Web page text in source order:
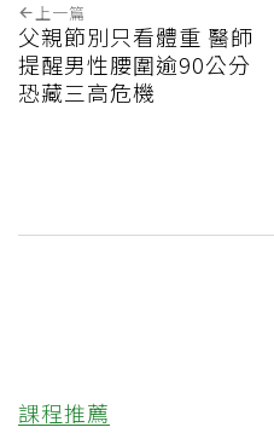
上一篇
父親節別只看體重 醫師
提醒男性腰圍逾90公分
恐藏三高危機
課程推薦